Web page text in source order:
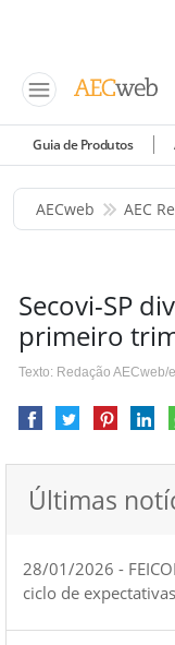
Guia de Produtos
AECweb AEC
Secovi-SP
primeiro
Texto: Redação AECweb/
Últimas
28/01/2026 -
ciclo de